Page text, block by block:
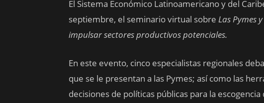
El Sistema Económico Latinoamericano y del
septiembre, el seminario virtual sobre Las Pymes
impulsar sectores productivos potenciales.
En este evento, cinco especialistas regionales
que se le presentan a las Pymes; así como las
decisiones de políticas públicas para la